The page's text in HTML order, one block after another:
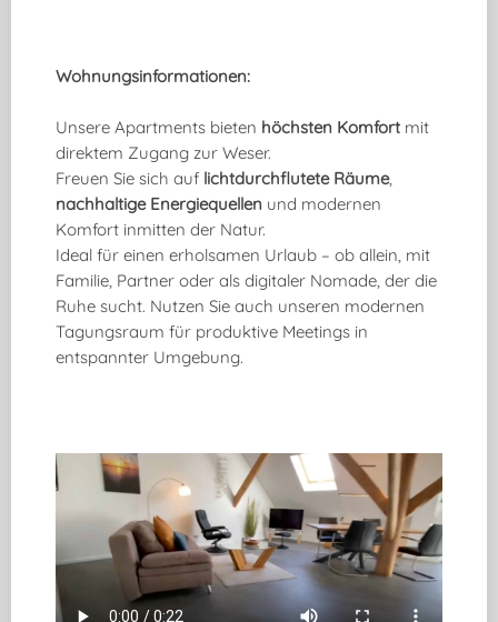
Wohnungsinformationen:
Unsere Apartments bieten höchsten Komfortmit
direktem Zugang zur Weser.
Freuen Sie sich auf lichtdurchflutete Räume,
nachhaltige Energiequellen und modernen
Komfort inmitten der Natur.
Ideal für einen erholsamen Urlaub – ob allein, mit
Familie, Partner oder als digitaler Nomade, der die
Ruhe sucht. Nutzen Sie auch unseren modernen
Tagungsraum für produktive Meetings in
entspannter Umgebung.